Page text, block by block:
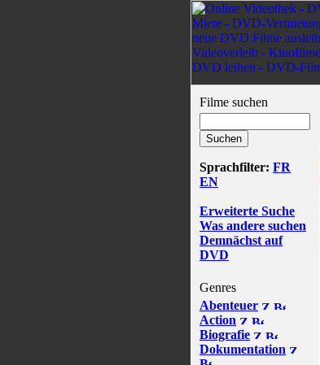
Filme suchen
Sprachfilter: FR
EN
Erweiterte Suche
Was andere suchen
Demnächst auf
DVD
Genres
Abenteuer
Action
Biografie
Dokumentation